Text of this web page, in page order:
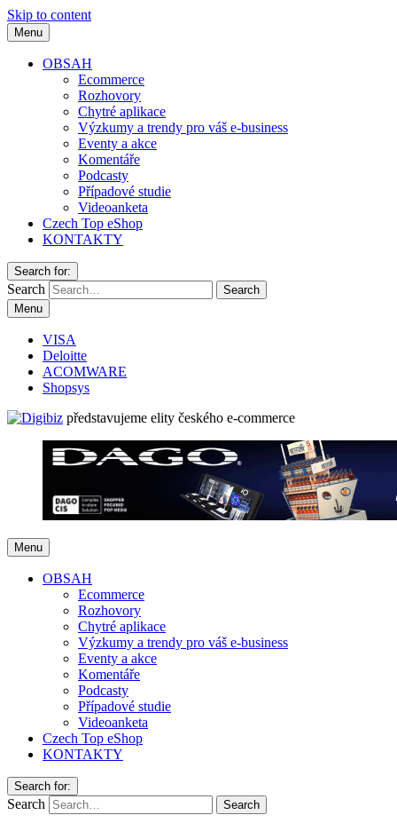
Skip to content
Menu
OBSAH
Ecommerce
Rozhovory
Chytré aplikace
Výzkumy a trendy pro váš e-business
Eventy a akce
Komentáře
Podcasty
Případové studie
Videoanketa
Czech Top eShop
KONTAKTY
Search for:
Search
Menu
VISA
Deloitte
ACOMWARE
Shopsys
představujeme elity českého e-commerce
Menu
OBSAH
Ecommerce
Rozhovory
Chytré aplikace
Výzkumy a trendy pro váš e-business
Eventy a akce
Komentáře
Podcasty
Případové studie
Videoanketa
Czech Top eShop
KONTAKTY
Search for:
Search